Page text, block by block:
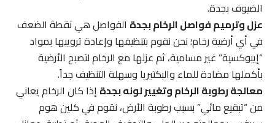
الضيوف بجدة.
عزل وترميم فواصل الرخام بجدةالفواصل هي نقطة الضعف
في أي أرضية رخام؛ نحن نقوم بتنظيفها وإعادة ترويبها بمواد
“إيبوكسية” غير مسامية، ثم عزلها مع الرخام لتصبح الأرضية
بأكملها مضادة للماء والبكتيريا وسهلة التنظيف جداً.
معالجة رطوبة الرخام وتغيير لونه بجدةإذا كان الرخام يعاني
من “تبقيع مائي” بسبب رطوبة الأرض، نقوم في كلين هوم